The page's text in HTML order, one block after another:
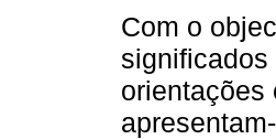
Com o
orientações